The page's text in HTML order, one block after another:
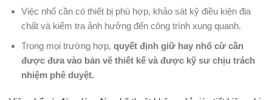
Việc nhổ cần có thiết bị phù hợp, khảo sát kỹ điều kiện địa
chất và kiểm tra ảnh hưởng đến công trình xung quanh.
Trong mọi trường hợp, quyết định giữ hay nhổ cừ cần
được đưa vào bản vẽ thiết kế và được kỹ sư chịu trách
nhiệm phê duyệt.